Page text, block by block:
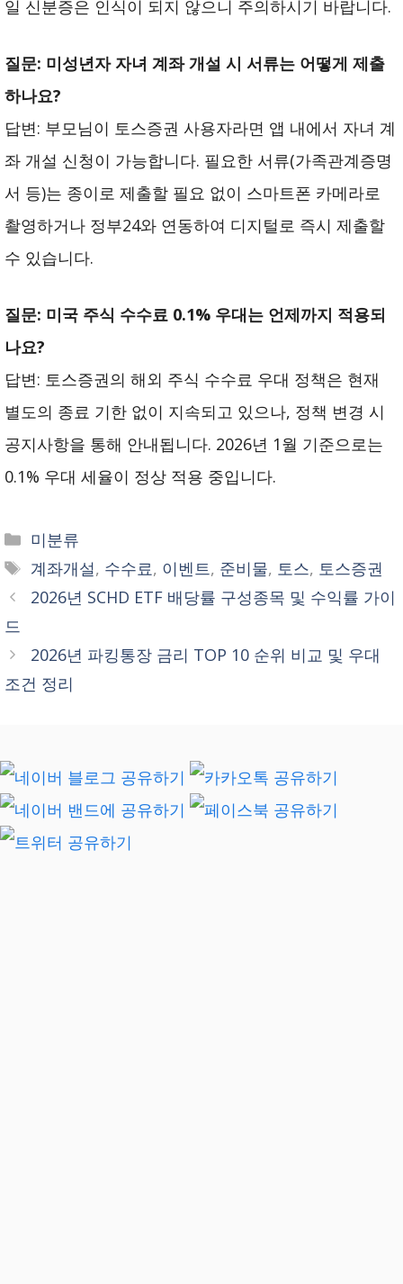
일 신분증은 인식이 되지 않으니 주의하시기 바랍니다.
질문: 미성년자 자녀 계좌 개설 시 서류는 어떻게 제출
하나요?
답변: 부모님이 토스증권 사용자라면 앱 내에서 자녀 계
좌 개설 신청이 가능합니다. 필요한 서류(가족관계증명
서 등)는 종이로 제출할 필요 없이 스마트폰 카메라로
촬영하거나 정부24와 연동하여 디지털로 즉시 제출할
수 있습니다.
질문: 미국 주식 수수료 0.1% 우대는 언제까지 적용되
나요?
답변: 토스증권의 해외 주식 수수료 우대 정책은 현재
별도의 종료 기한 없이 지속되고 있으나, 정책 변경 시
공지사항을 통해 안내됩니다. 2026년 1월 기준으로는
0.1% 우대 세율이 정상 적용 중입니다.
카
테
고
리
미분류
태
그
계좌개설, 수수료, 이벤트, 준비물, 토스, 토스증권
2026년 SCHD ETF 배당률 구성종목 및 수익률 가이
드
2026년 파킹통장 금리 TOP 10 순위 비교 및 우대
조건 정리